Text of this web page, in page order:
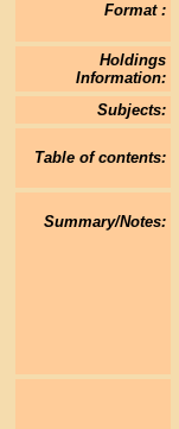
Format :
Holdings
Information:
Subjects:
Table of contents:
Summary/Notes: